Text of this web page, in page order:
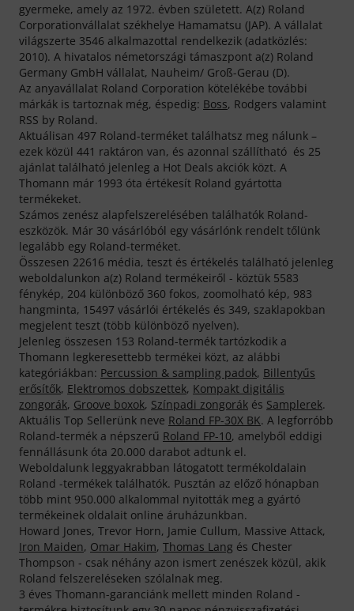
gyermeke, amely az 1972. évben született. A(z) Roland
Corporationvállalat székhelye Hamamatsu (JAP). A vállalat
világszerte 3546 alkalmazottal rendelkezik (adatközlés:
2010). A hivatalos németországi támaszpont a(z) Roland
Germany GmbH vállalat, Nauheim/ Groß-Gerau (D).
Az anyavállalat Roland Corporation kötelékébe további
márkák is tartoznak még, éspedig: Boss, Rodgers valamint
RSS by Roland.
Aktuálisan 497 Roland-terméket találhatsz meg nálunk –
ezek közül 441 raktáron van, és azonnal szállítható és 25
ajánlat található jelenleg a Hot Deals akciók közt. A
Thomann már 1993 óta értékesít Roland gyártotta
termékeket.
Számos zenész alapfelszerelésében találhatók Roland-
eszközök. Már 30 vásárlóból egy vásárlónk rendelt tőlünk
legalább egy Roland-terméket.
Összesen 22616 média, teszt és értékelés található jelenleg
weboldalunkon a(z) Roland termékeiről - köztük 5583
fénykép, 204 különböző 360 fokos, zoomolható kép, 983
hangminta, 15497 vásárlói értékelés és 349, szaklapokban
megjelent teszt (több különböző nyelven).
Jelenleg összesen 153 Roland-termék tartózkodik a
Thomann legkeresettebb termékei közt, az alábbi
kategóriákban: Percussion & sampling padok, Billentyűs
erősítők, Elektromos dobszettek, Kompakt digitális
zongorák, Groove boxok, Színpadi zongorák és Samplerek.
Aktuális Top Sellerünk neve Roland FP-30X BK. A legforróbb
Roland-termék a népszerű Roland FP-10, amelyből eddigi
fennállásunk óta 20.000 darabot adtunk el.
Weboldalunk leggyakrabban látogatott termékoldalain
Roland -termékek találhatók. Pusztán az előző hónapban
több mint 950.000 alkalommal nyitották meg a gyártó
termékeinek oldalait online áruházunkban.
Howard Jones, Trevor Horn, Jamie Cullum, Massive Attack,
Iron Maiden, Omar Hakim, Thomas Lang és Chester
Thompson - csak néhány azon ismert zenészek közül, akik
Roland felszereléseken szólalnak meg.
3 éves Thomann-garanciánk mellett minden Roland -